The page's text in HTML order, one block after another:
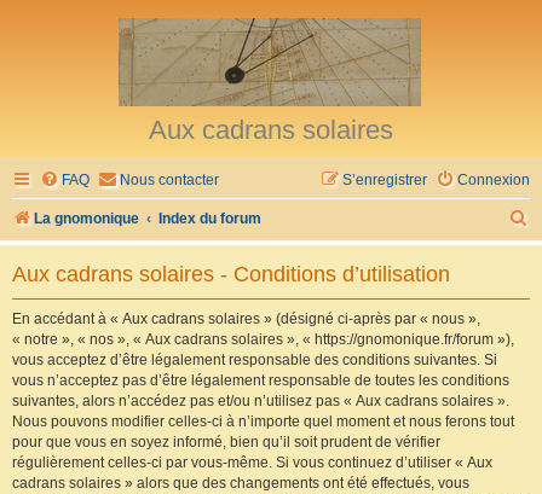
Aux cadrans solaires
FAQ Nous contacter Connexion
S’enregistrer
La gnomonique Index du forum
e
Aux cadrans solaires - Conditions d’utilisation
En accédant à « Aux cadrans solaires » (désigné ci-après par « nous »,
« notre », « nos », « Aux cadrans solaires », « https://gnomonique.fr/forum »),
vous acceptez d’être légalement responsable des conditions suivantes. Si
vous n’acceptez pas d’être légalement responsable de toutes les conditions
suivantes, alors n’accédez pas et/ou n’utilisez pas « Aux cadrans solaires ».
Nous pouvons modifier celles-ci à n’importe quel moment et nous ferons tout
pour que vous en soyez informé, bien qu’il soit prudent de vérifier
régulièrement celles-ci par vous-même. Si vous continuez d’utiliser « Aux
cadrans solaires » alors que des changements ont été effectués, vous